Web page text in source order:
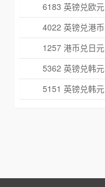
6183 英镑兑欧元
4022 英镑兑港币
1257 港币兑日元
5362 英镑兑韩元
5151 英镑兑韩元